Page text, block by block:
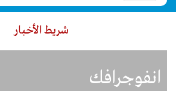
شريط الأخبار
انفوجرافك